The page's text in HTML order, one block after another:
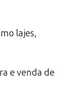
lajes,
e venda de